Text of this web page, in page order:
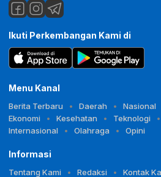
Ikuti Perkembangan Kami di
Menu Kanal
Berita Terbaru Daerah Nasional
Ekonomi
Kesehatan Teknologi
Internasional
Olahraga Opini
Informasi
Tentang Kami Redaksi Kontak